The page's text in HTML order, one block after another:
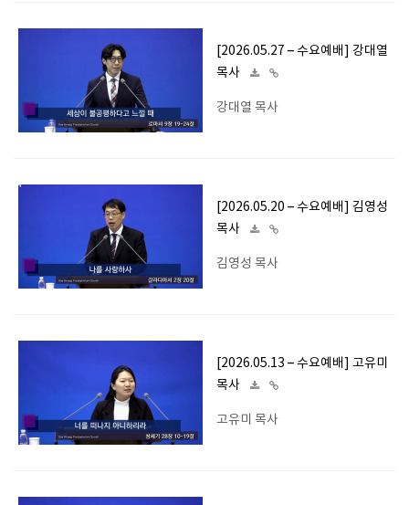
[2026.05.27 – 수요예배] 강대열
목사
강대열 목사
[2026.05.20 – 수요예배] 김영성
목사
김영성 목사
[2026.05.13 – 수요예배] 고유미
목사
고유미 목사